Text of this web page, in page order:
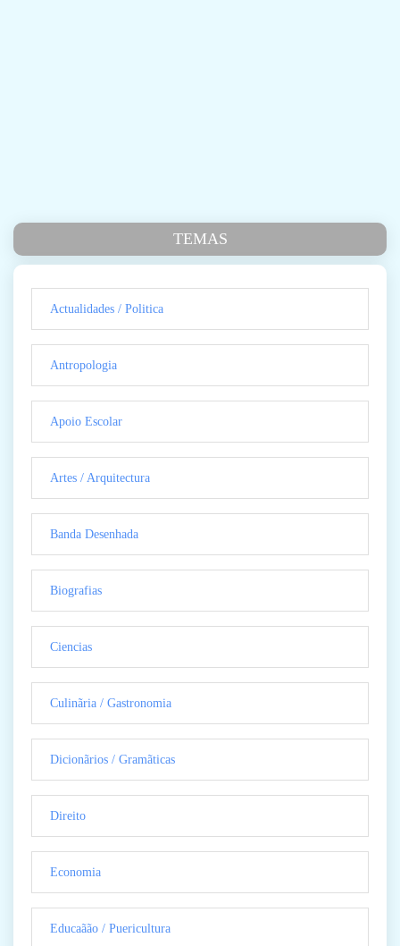
TEMAS
Actualidades / Politica
Antropologia
Apoio Escolar
Artes / Arquitectura
Banda Desenhada
Biografias
Ciencias
Culinãria / Gastronomia
Dicionãrios / Gramãticas
Direito
Economia
Educaãão / Puericultura